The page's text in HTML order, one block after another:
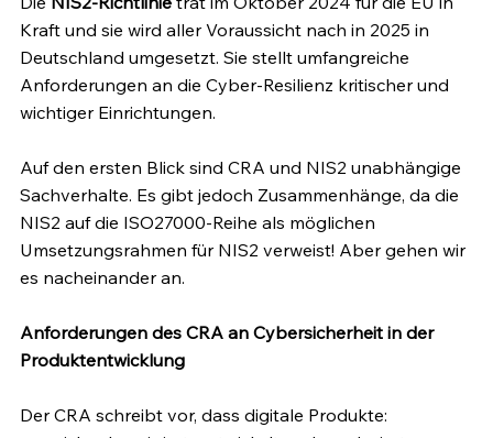
Kraft und sie wird aller Voraussicht nach in 2025 in
Deutschland umgesetzt. Sie stellt umfangreiche
Anforderungen an die Cyber-Resilienz kritischer und
wichtiger Einrichtungen.
Auf den ersten Blick sind CRA und NIS2 unabhängige
Sachverhalte. Es gibt jedoch Zusammenhänge, da die
NIS2 auf die ISO27000-Reihe als möglichen
Umsetzungsrahmen für NIS2 verweist! Aber gehen wir
es nacheinander an.
Anforderungen des CRA an Cybersicherheit in der
Produktentwicklung
Der CRA schreibt vor, dass digitale Produkte: